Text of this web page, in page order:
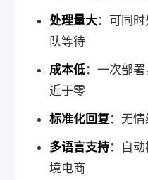
处理量大：可同
队等待
成本低：一次部
近于零
标准化回复 ：无
多语言支持：自
境电商